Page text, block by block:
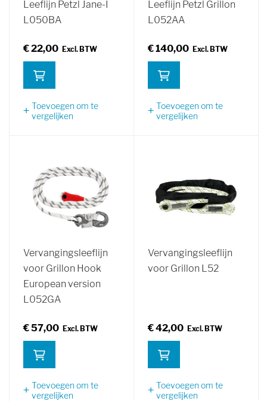
Leeflijn Petzl Jane-I
L050BA
€ 22,00
Toevoegen om te
vergelijken
Leeflijn Petzl Grillon
L052AA
€ 140,00
Toevoegen om te
vergelijken
Vervangingsleeflijn
voor Grillon Hook
European version
L052GA
€ 57,00
Toevoegen om te
vergelijken
Vervangingsleeflijn
voor Grillon L52
€ 42,00
Toevoegen om te
vergelijken